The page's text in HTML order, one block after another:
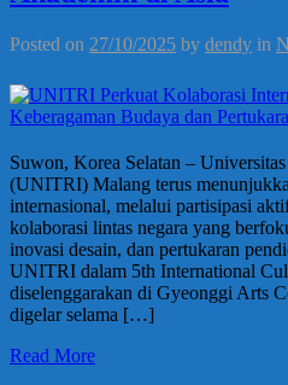
Posted on 27/10/2025 by dendy in
Suwon, Korea Selatan –
(UNITRI) Malang terus
internasional, melalui partisipasi
kolaborasi lintas negara yang
inovasi desain, dan pertukaran
UNITRI dalam 5th International
diselenggarakan di Gyeonggi Arts
digelar selama […]
Read More